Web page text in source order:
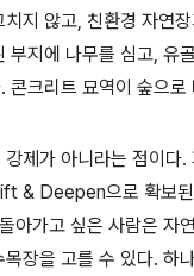
지 않고, 친환경 자연
부지에 나무를 심고, 유
콘크리트 묘역이 숲으로
제가 아니라는 점이다.
& Deepen으로 확보
아가고 싶은 사람은 자
장을 고를 수 있다. 하